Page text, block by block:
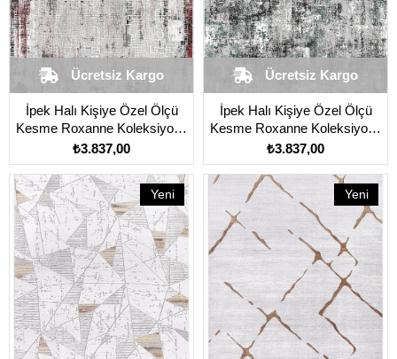
İpek Halı Kişiye Özel Ölçü
Kesme Roxanne Koleksiyonu
17131 Gri
₺3.837,00
Ücretsiz Kargo
İpek Halı Kişiye Özel Ölçü
Kesme Roxanne Koleksiyonu
17134 Gri
₺3.837,00
Ücretsiz Kargo
Yeni
Ürün
Yeni
Ürün